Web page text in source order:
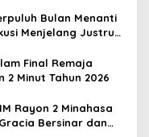
Bulan Menanti
Menjelang Justru
Final Remaja
2 Minut Tahun 2026
Rayon 2 Minahasa
Bersinar dan